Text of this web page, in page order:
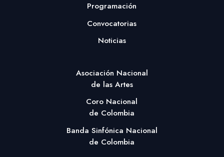
Programación
Convocatorias
Noticias
Asociación Nacional
de las Artes
Coro Nacional
de Colombia
Banda Sinfónica Nacional
de Colombia